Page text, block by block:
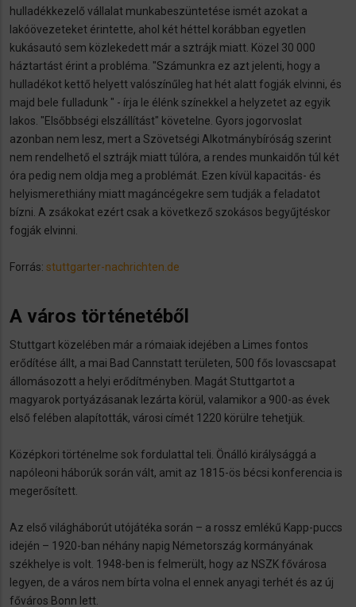
hulladékkezelő vállalat munkabeszüntetése ismét azokat a
lakóövezeteket érintette, ahol két héttel korábban egyetlen
kukásautó sem közlekedett már a sztrájk miatt. Közel 30 000
háztartást érint a probléma. "Számunkra ez azt jelenti, hogy a
hulladékot kettő helyett valószínűleg hat hét alatt fogják elvinni, és
majd bele fulladunk " - írja le élénk színekkel a helyzetet az egyik
lakos. "Elsőbbségi elszállítást" követelne. Gyors jogorvoslat
azonban nem lesz, mert a Szövetségi Alkotmánybíróság szerint
nem rendelhető el sztrájk miatt túlóra, a rendes munkaidőn túl két
óra pedig nem oldja meg a problémát. Ezen kívül kapacitás- és
helyismerethiány miatt magáncégekre sem tudják a feladatot
bízni. A zsákokat ezért csak a következő szokásos begyűjtéskor
fogják elvinni.
Forrás: stuttgarter-nachrichten.de
A város történetéből
Stuttgart közelében már a rómaiak idejében a Limes fontos
erődítése állt, a mai Bad Cannstatt területen, 500 fős lovascsapat
állomásozott a helyi erődítményben. Magát Stuttgartot a
magyarok portyázásanak lezárta körül, valamikor a 900-as évek
első felében alapították, városi címét 1220 körülre tehetjük.
Középkori történelme sok fordulattal teli. Önálló királysággá a
napóleoni háborúk során vált, amit az 1815-ös bécsi konferencia is
megerősített.
Az első világháborút utójátéka során – a rossz emlékű Kapp-puccs
idején – 1920-ban néhány napig Németország kormányának
székhelye is volt. 1948-ben is felmerült, hogy az NSZK fővárosa
legyen, de a város nem bírta volna el ennek anyagi terhét és az új
főváros Bonn lett.